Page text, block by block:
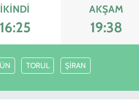
İKINDI
16:25
AKŞAM
19:38
TORUL ŞİRAN